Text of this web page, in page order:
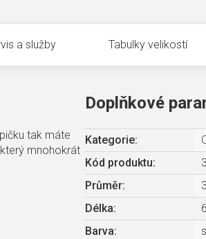
a služby Tabulky velikostí
tak máte
mnohokrát
Doplňkové
Kategorie:
Kód produktu:
Průměr:
Délka:
Barva: